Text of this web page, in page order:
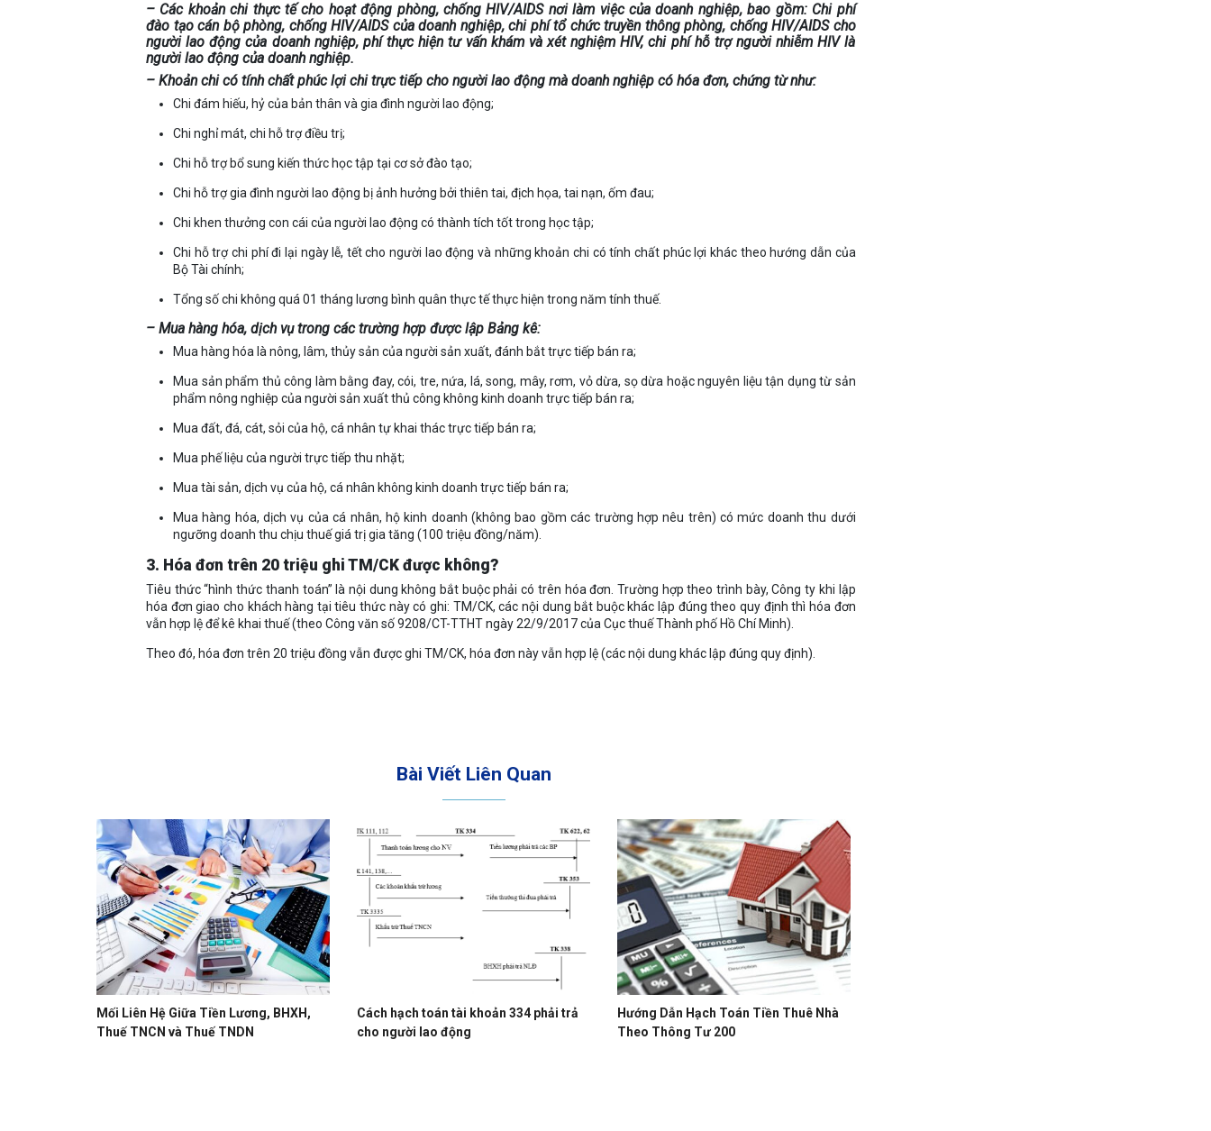
– Các khoản chi thực tế cho hoạt động phòng, chống HIV/AIDS nơi làm việc của doanh nghiệp, bao gồm: Chi phí
đào tạo cán bộ phòng, chống HIV/AIDS của doanh nghiệp, chi phí tổ chức truyền thông phòng, chống HIV/AIDS cho
người lao động của doanh nghiệp, phí thực hiện tư vấn khám và xét nghiệm HIV, chi phí hỗ trợ người nhiễm HIV là
người lao động của doanh nghiệp.
– Khoản chi có tính chất phúc lợi chi trực tiếp cho người lao động mà doanh nghiệp có hóa đơn, chứng từ như:
Chi đám hiếu, hỷ của bản thân và gia đình người lao động;
Chi nghỉ mát, chi hỗ trợ điều trị;
Chi hỗ trợ bổ sung kiến thức học tập tại cơ sở đào tạo;
Chi hỗ trợ gia đình người lao động bị ảnh hưởng bởi thiên tai, địch họa, tai nạn, ốm đau;
Chi khen thưởng con cái của người lao động có thành tích tốt trong học tập;
Chi hỗ trợ chi phí đi lại ngày lễ, tết cho người lao động và những khoản chi có tính chất phúc lợi khác theo hướng dẫn của
Bộ Tài chính;
Tổng số chi không quá 01 tháng lương bình quân thực tế thực hiện trong năm tính thuế.
– Mua hàng hóa, dịch vụ trong các trường hợp được lập Bảng kê:
Mua hàng hóa là nông, lâm, thủy sản của người sản xuất, đánh bắt trực tiếp bán ra;
Mua sản phẩm thủ công làm bằng đay, cói, tre, nứa, lá, song, mây, rơm, vỏ dừa, sọ dừa hoặc nguyên liệu tận dụng từ sản
phẩm nông nghiệp của người sản xuất thủ công không kinh doanh trực tiếp bán ra;
Mua đất, đá, cát, sỏi của hộ, cá nhân tự khai thác trực tiếp bán ra;
Mua phế liệu của người trực tiếp thu nhặt;
Mua tài sản, dịch vụ của hộ, cá nhân không kinh doanh trực tiếp bán ra;
Mua hàng hóa, dịch vụ của cá nhân, hộ kinh doanh (không bao gồm các trường hợp nêu trên) có mức doanh thu dưới
ngưỡng doanh thu chịu thuế giá trị gia tăng (100 triệu đồng/năm).
3. Hóa đơn trên 20 triệu ghi TM/CK được không?
Tiêu thức “hình thức thanh toán” là nội dung không bắt buộc phải có trên hóa đơn. Trường hợp theo trình bày, Công ty khi lập
hóa đơn giao cho khách hàng tại tiêu thức này có ghi: TM/CK, các nội dung bắt buộc khác lập đúng theo quy định thì hóa đơn
vẫn hợp lệ để kê khai thuế (theo Công văn số 9208/CT-TTHT ngày 22/9/2017 của Cục thuế Thành phố Hồ Chí Minh).
Theo đó, hóa đơn trên 20 triệu đồng vẫn được ghi TM/CK, hóa đơn này vẫn hợp lệ (các nội dung khác lập đúng quy định).
Bài Viết Liên Quan
Mối Liên Hệ Giữa Tiền Lương, BHXH,
Thuế TNCN và Thuế TNDN
Cách hạch toán tài khoản 334 phải trả
cho người lao động
Hướng Dẫn Hạch Toán Tiền Thuê Nhà
Theo Thông Tư 200